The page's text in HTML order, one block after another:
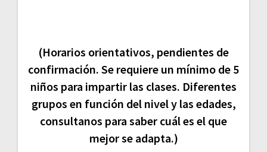
(Horarios orientativos, pendientes de
confirmación. Se requiere un mínimo de 5
niños para impartir las clases. Diferentes
grupos en función del nivel y las edades,
consultanos para saber cuál es el que
mejor se adapta.)